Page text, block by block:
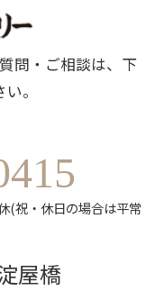
問・ご相談は、下
。
(祝・休日の場合は平常
屋橋